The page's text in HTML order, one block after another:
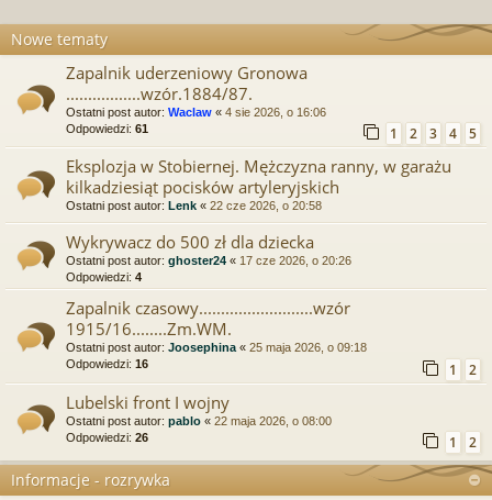
Nowe tematy
Zapalnik uderzeniowy Gronowa
.................wzór.1884/87.
Ostatni post autor: Waclaw « 4 sie 2026, o 16:06
Odpowiedzi: 61 1 2 3 4 5
Eksplozja w Stobiernej. Mężczyzna ranny, w garażu
kilkadziesiąt pocisków artyleryjskich
Ostatni post autor: Lenk « 22 cze 2026, o 20:58
Wykrywacz do 500 zł dla dziecka
Ostatni post autor: ghoster24 « 17 cze 2026, o 20:26
Odpowiedzi: 4
Zapalnik czasowy..........................wzór
1915/16........Zm.WM.
Ostatni post autor: Joosephina « 25 maja 2026, o 09:18
Odpowiedzi: 16 1 2
Lubelski front I wojny
Ostatni post autor: pablo « 22 maja 2026, o 08:00
Odpowiedzi: 26 1 2
Informacje - rozrywka